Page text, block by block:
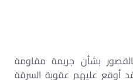
بشأن جريمة مقاومة
أوقع عليهم عقوبة السرقة